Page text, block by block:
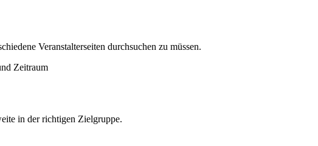
Veranstalterseiten durchsuchen zu müssen.
Zeitraum
in der richtigen Zielgruppe.